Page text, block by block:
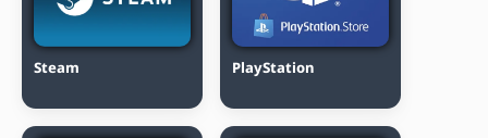
Steam PlayStation